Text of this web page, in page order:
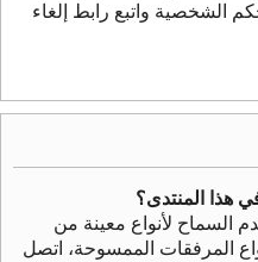
الشخصية واتبع رابط إلغاء
هذا المنتدى؟
السماح لأنواع معينة من
المرفقات الممسوحة، اتصل